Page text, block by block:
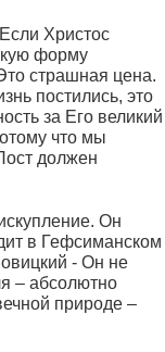
Христос
форму
страшная цена.
постились, это
за Его великий
что мы
должен
Он
в Гефсиманском
- Он не
– абсолютно
природе –